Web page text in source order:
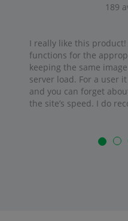
189
I really like this
functions for the
keeping the same
server load. For a user
and you can forget
the site’s speed. I do